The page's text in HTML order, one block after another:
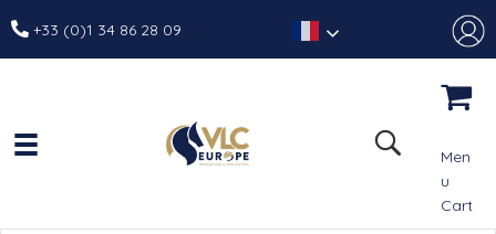
+33 (0)1 34 86 28 09
Men
u
Cart